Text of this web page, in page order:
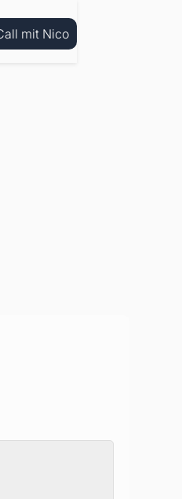
all mit Nico
all mit Nico